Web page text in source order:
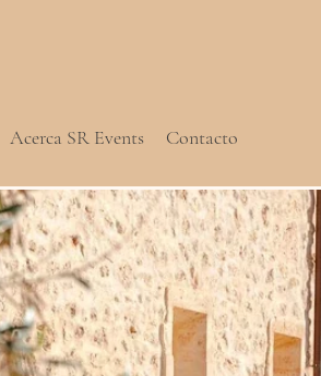
Acerca SR Events Contacto